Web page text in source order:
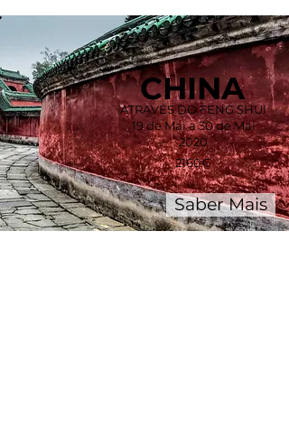
CHINA
ATRAVÉS DO FENG SHUI
19 de Mai a 30 de Mai
2020
2160€
Saber Mais